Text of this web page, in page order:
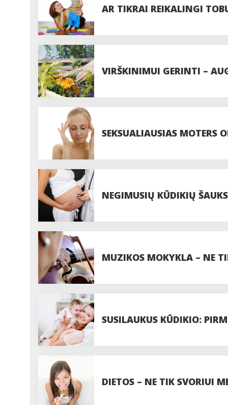
AR TIKRAI REIKALINGI
VIRŠKINIMUI GERINTI –
SEKSUALIAUSIAS MOTERS
NEGIMUSIŲ KŪDIKIŲ
MUZIKOS MOKYKLA – NE
SUSILAUKUS KŪDIKIO:
DIETOS – NE TIK SVORIUI